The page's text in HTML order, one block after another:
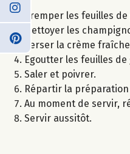
Tremper les feuilles
Nettoyer les
Verser la crème
Egoutter les feuilles
Saler et poivrer.
Répartir la
Au moment de servir,
Servir aussitôt.